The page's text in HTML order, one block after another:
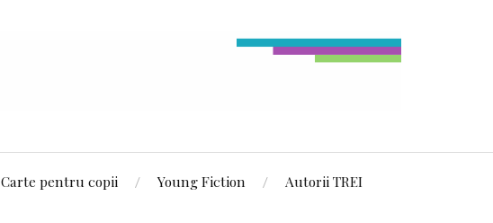
Carte pentru copii Young Fiction Autorii TREI